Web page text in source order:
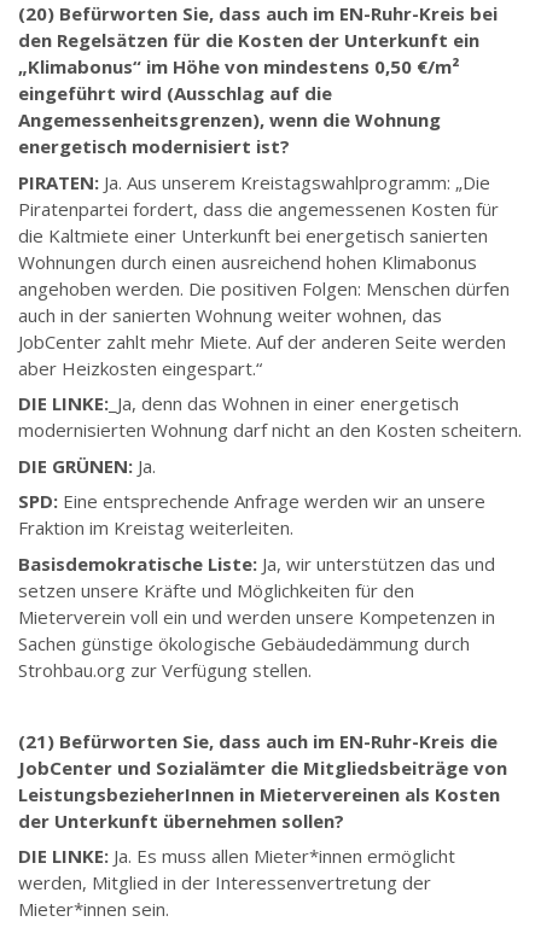
(20) Befürworten Sie, dass auch im EN-Ruhr-Kreis bei
den Regelsätzen für die Kosten der Unterkunft ein
„Klimabonus“ im Höhe von mindestens 0,50 €/m²
eingeführt wird (Ausschlag auf die
Angemessenheitsgrenzen), wenn die Wohnung
energetisch modernisiert ist?
PIRATEN: Ja. Aus unserem Kreistagswahlprogramm: „Die
Piratenpartei fordert, dass die angemessenen Kosten für
die Kaltmiete einer Unterkunft bei energetisch sanierten
Wohnungen durch einen ausreichend hohen Klimabonus
angehoben werden. Die positiven Folgen: Menschen dürfen
auch in der sanierten Wohnung weiter wohnen, das
JobCenter zahlt mehr Miete. Auf der anderen Seite werden
aber Heizkosten eingespart.“
DIE LINKE: _Ja, denn das Wohnen in einer energetisch
modernisierten Wohnung darf nicht an den Kosten scheitern.
DIE GRÜNEN: Ja.
SPD: Eine entsprechende Anfrage werden wir an unsere
Fraktion im Kreistag weiterleiten.
Basisdemokratische Liste: Ja, wir unterstützen das und
setzen unsere Kräfte und Möglichkeiten für den
Mieterverein voll ein und werden unsere Kompetenzen in
Sachen günstige ökologische Gebäudedämmung durch
Strohbau.org zur Verfügung stellen.
(21) Befürworten Sie, dass auch im EN-Ruhr-Kreis die
JobCenter und Sozialämter die Mitgliedsbeiträge von
LeistungsbezieherInnen in Mietervereinen als Kosten
der Unterkunft übernehmen sollen?
DIE LINKE: Ja. Es muss allen Mieter*innen ermöglicht
werden, Mitglied in der Interessenvertretung der
Mieter*innen sein.